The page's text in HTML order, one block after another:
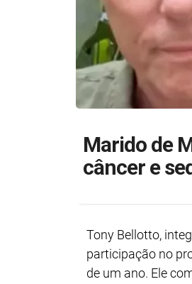
Marido de
câncer e
Tony Bellotto,
participação no
de um ano. Ele